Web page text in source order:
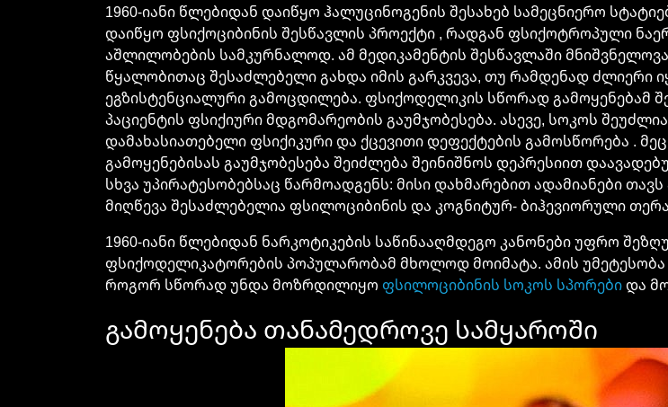
1960-იანი წლებიდან დაიწყო ჰალუცინოგენის შესახებ სამეცნიერო
დაიწყო ფსიქოციბინის შესწავლის პროექტი , რადგან ფსიქოტროპული
აშლილობების სამკურნალოდ. ამ მედიკამენტის შესწავლაში
წყალობითაც შესაძლებელი გახდა იმის გარკვევა, თუ რამდენად ძლიერი
ეგზისტენციალური გამოცდილება. ფსიქოდელიკის სწორად გამოყენებამ
პაციენტის ფსიქიური მდგომარეობის გაუმჯობესება. ასევე, სოკოს
დამახასიათებელი ფსიქიკური და ქცევითი დეფექტების გამოსწორება .
გამოყენებისას გაუმჯობესება შეიძლება შეინიშნოს დეპრესიით
სხვა უპირატესობებსაც წარმოადგენს: მისი დახმარებით ადამიანები
მიღწევა შესაძლებელია ფსილოციბინის და კოგნიტურ- ბიჰევიორული
1960-იანი წლებიდან ნარკოტიკების საწინააღმდეგო კანონები უფრო
ფსიქოდელიკატორების პოპულარობამ მხოლოდ მოიმატა. ამის
როგორ სწორად უნდა მოზრდილიყო ფსილოციბინის სოკოს სპორებიდა
გამოყენება თანამედროვე სამყაროში